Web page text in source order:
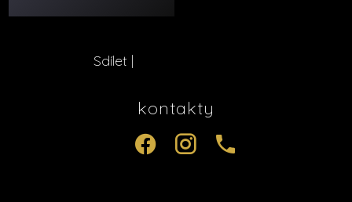
Sdílet |
kontakty